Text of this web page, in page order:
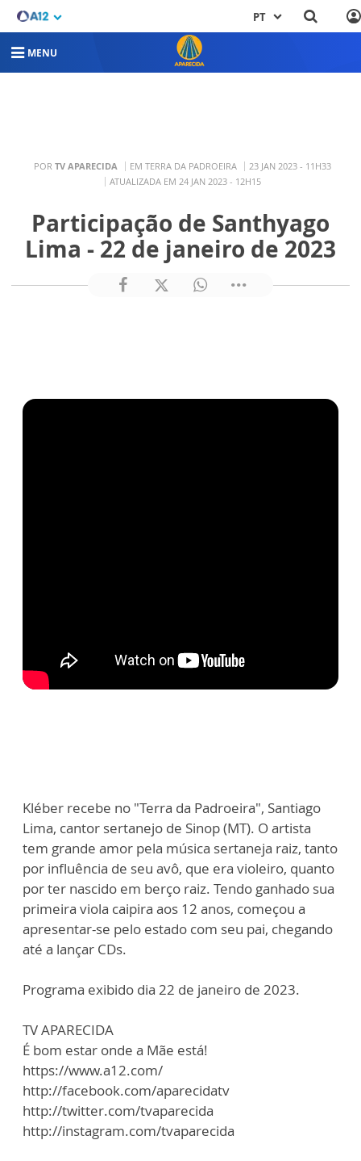
PT
MENU
POR TV APARECIDA EM TERRA DA PADROEIRA
23 JAN 2023 - 11H33
ATUALIZADA EM 24 JAN 2023 - 12H15
Participação de Santhyago
Lima - 22 de janeiro de 2023
Kléber recebe no "Terra da Padroeira", Santiago
Lima, cantor sertanejo de Sinop (MT). O artista
tem grande amor pela música sertaneja raiz, tanto
por influência de seu avô, que era violeiro, quanto
por ter nascido em berço raiz. Tendo ganhado sua
primeira viola caipira aos 12 anos, começou a
apresentar-se pelo estado com seu pai, chegando
até a lançar CDs.
Programa exibido dia 22 de janeiro de 2023.
TV APARECIDA
É bom estar onde a Mãe está!
https://www.a12.com/
http://facebook.com/aparecidatv
http://twitter.com/tvaparecida
http://instagram.com/tvaparecida